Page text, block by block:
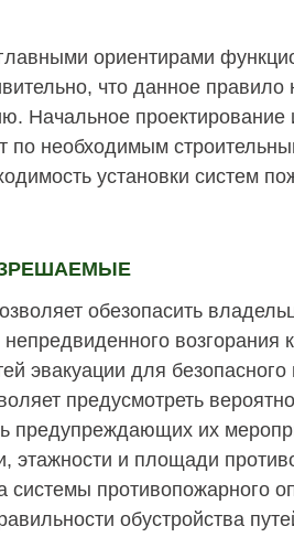
ориентирами
что данное
Начальное проектирование
по необходимым
установки систем
обезопасить
возгорания
эвакуации для
предусмотреть
предупреждающих их
этажности и площади
системы противопожарного
обустройства